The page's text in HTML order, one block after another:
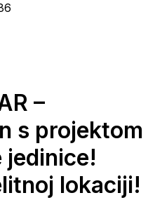
–
s projektom
jedinice!
lokaciji!